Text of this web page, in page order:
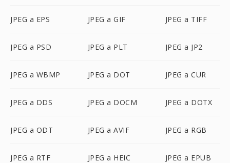
JPEG a EPS JPEG a GIF JPEG a TIFF
JPEG a PSD JPEG a PLT JPEG a JP2
JPEG a WBMP JPEG a DOT JPEG a CUR
JPEG a DDS JPEG a DOCM JPEG a DOTX
JPEG a ODT JPEG a AVIF JPEG a RGB
JPEG a RTF JPEG a HEIC JPEG a EPUB